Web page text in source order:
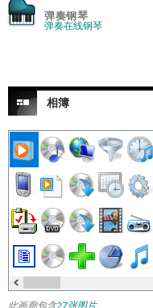
弹奏钢琴
弹奏在线钢琴
相簿
此画廊包含27张图片。